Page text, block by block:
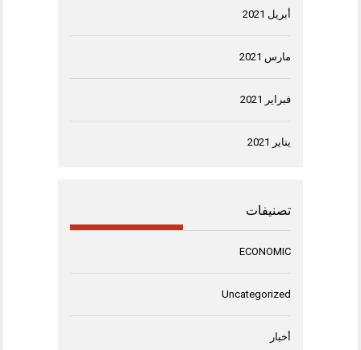
أبريل 2021
مارس 2021
فبراير 2021
يناير 2021
تصنيفات
ECONOMIC
Uncategorized
أخبار